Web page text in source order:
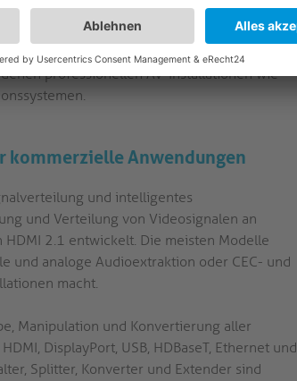
eine flexible Audioextraktion und
als auch ältere HDMI-Geräte. Durch die
und integriertem Downscaling ermöglicht
professionellen AV-Installationen wie
kommerzielle Anwendungen
und intelligentes
und Verteilung von Videosignalen an
2.1 entwickelt. Die meisten Modelle
und analoge Audioextraktion oder CEC- und
macht.
Manipulation und Konvertierung aller
DisplayPort, USB, HDBaseT, Ethernet und
Splitter, Konverter und Extender sind